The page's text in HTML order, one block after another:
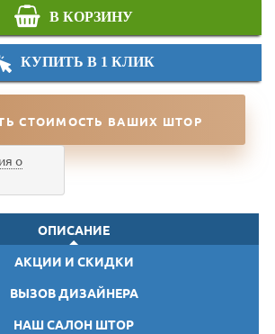
В КОРЗИНУ
КУПИТЬ В 1 КЛИК
СТОИМОСТЬ ВАШИХ ШТОР
о
ОПИСАНИЕ
АКЦИИ И СКИДКИ
ВЫЗОВ ДИЗАЙНЕРА
НАШ САЛОН ШТОР